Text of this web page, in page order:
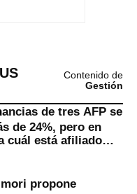
Contenido de
Gestión
de tres AFP se
de 24%, pero en
cuál está afiliado
propone